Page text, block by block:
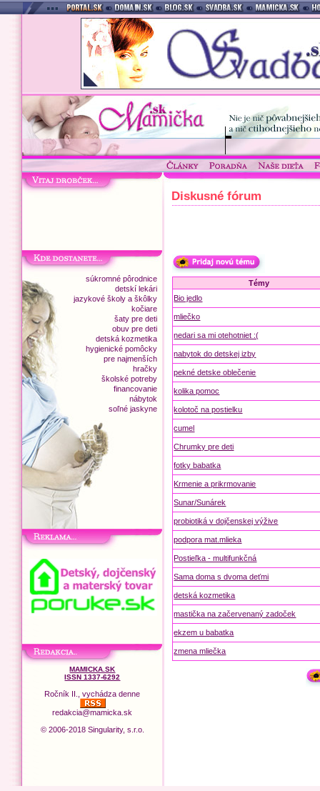
súkromné pôrodnice
detskí lekári
jazykové školy a škôlky
kočiare
šaty pre deti
obuv pre deti
detská kozmetika
hygienické pomôcky
pre najmenších
hračky
školské potreby
financovanie
nábytok
soľné jaskyne
MAMICKA.SK
ISSN 1337-6292
Ročník II., vychádza denne
redakcia@mamicka.sk
© 2006-2018 Singularity, s.r.o.
Diskusné fórum
Témy
Bio jedlo
mliečko
nedari sa mi otehotniet :(
nabytok do detskej izby
pekné detske oblečenie
kolika pomoc
kolotoč na postielku
cumel
Chrumky pre deti
fotky babatka
Krmenie a prikrmovanie
Sunar/Sunárek
probiotiká v dojčenskej výžive
podpora mat.mlieka
Postieľka - multifunkčná
Sama doma s dvoma deťmi
detská kozmetika
mastička na začervenaný zadoček
ekzem u babatka
zmena mliečka